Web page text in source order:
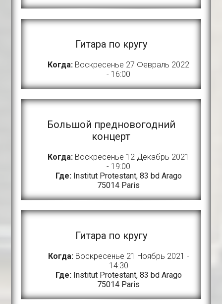
Гитара по кругу
Когда: Воскресенье 27 Февраль 2022
- 16:00
Большой предновогодний
концерт
Когда: Воскресенье 12 Декабрь 2021
- 19:00
Где: Institut Protestant, 83 bd Arago
75014 Paris
Гитара по кругу
Когда:Воскресенье 21 Ноябрь 2021 -
14:30
Где: Institut Protestant, 83 bd Arago
75014 Paris